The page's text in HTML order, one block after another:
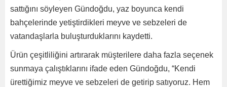
sattığını söyleyen Gündoğdu, yaz boyunca kendi
bahçelerinde yetiştirdikleri meyve ve sebzeleri de
vatandaşlarla buluşturduklarını kaydetti.
Ürün çeşitliliğini artırarak müşterilere daha fazla seçenek
sunmaya çalıştıklarını ifade eden Gündoğdu, “Kendi
ürettiğimiz meyve ve sebzeleri de getirip satıyoruz. Hem